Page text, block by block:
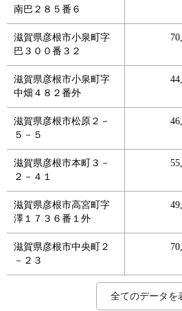
南巴２８５番６
滋賀県彦根市小泉町字
巴３００番３２
滋賀県彦根市小泉町字
中畑４８２番外
滋賀県彦根市松原２－
５－５
滋賀県彦根市本町３－
２－４１
滋賀県彦根市高宮町字
澤１７３６番１外
滋賀県彦根市中央町２
－２３
全てのデータを